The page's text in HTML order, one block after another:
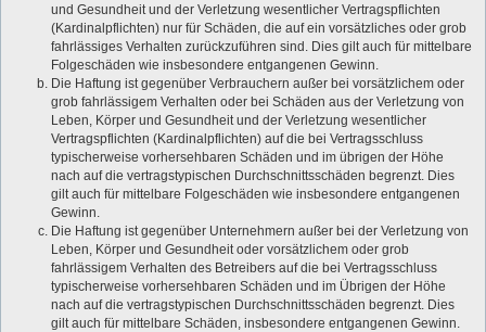
und Gesundheit und der Verletzung wesentlicher Vertragspflichten
(Kardinalpflichten) nur für Schäden, die auf ein vorsätzliches oder grob
fahrlässiges Verhalten zurückzuführen sind. Dies gilt auch für mittelbare
Folgeschäden wie insbesondere entgangenen Gewinn.
Die Haftung ist gegenüber Verbrauchern außer bei vorsätzlichem oder
grob fahrlässigem Verhalten oder bei Schäden aus der Verletzung von
Leben, Körper und Gesundheit und der Verletzung wesentlicher
Vertragspflichten (Kardinalpflichten) auf die bei Vertragsschluss
typischerweise vorhersehbaren Schäden und im übrigen der Höhe
nach auf die vertragstypischen Durchschnittsschäden begrenzt. Dies
gilt auch für mittelbare Folgeschäden wie insbesondere entgangenen
Gewinn.
Die Haftung ist gegenüber Unternehmern außer bei der Verletzung von
Leben, Körper und Gesundheit oder vorsätzlichem oder grob
fahrlässigem Verhalten des Betreibers auf die bei Vertragsschluss
typischerweise vorhersehbaren Schäden und im Übrigen der Höhe
nach auf die vertragstypischen Durchschnittsschäden begrenzt. Dies
gilt auch für mittelbare Schäden, insbesondere entgangenen Gewinn.